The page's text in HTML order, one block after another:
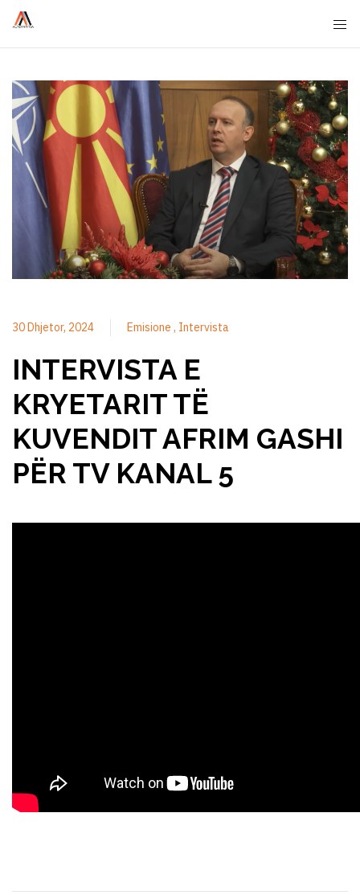
30 Dhjetor, 2024 Emisione Intervista
INTERVISTA E
KRYETARIT TË
KUVENDIT AFRIM GASHI
PËR TV KANAL 5